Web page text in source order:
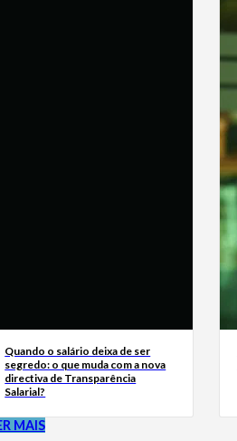
Quando o salário deixa de ser
segredo: o que muda com a nova
directiva de Transparência
Salarial?
MAIS